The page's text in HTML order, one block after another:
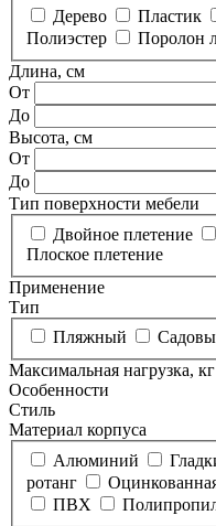
Дерево
Пластик
Полиэстер
Поролон
Длина, см
От
До
Высота, см
От
До
Тип поверхности мебели
Двойное плетение
Плоское плетение
Применение
Тип
Пляжный
Максимальная нагрузка, кг
Особенности
Стиль
Материал корпуса
Алюминий
ротанг
ПВХ